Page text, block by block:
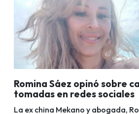
Romina Sáez opinó sobre
tomadas en redes sociales
La ex china Mekano y abogada,